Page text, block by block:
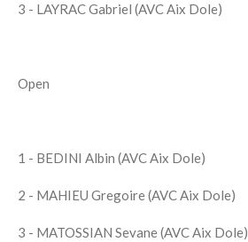
3 - LAYRAC Gabriel (AVC Aix Dole)
Open
1 - BEDINI Albin (AVC Aix Dole)
2 - MAHIEU Gregoire (AVC Aix Dole)
3 - MATOSSIAN Sevane (AVC Aix Dole)